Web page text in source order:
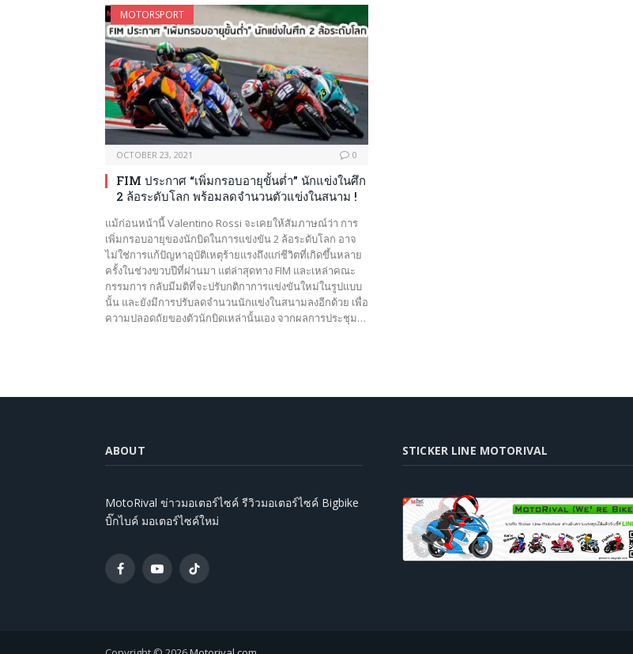
MOTORSPORT
OCTOBER 23, 2021 0
FIM ประกาศ “เพิ่มกรอบอายุขั้นต่ำ” นักแข่งในศึก
2 ล้อระดับโลก พร้อมลดจำนวนตัวแข่งในสนาม !
แม้ก่อนหน้านี้ Valentino Rossi จะเคยให้สัมภาษณ์ว่า การ
เพิ่มกรอบอายุของนักบิดในการแข่งขัน 2 ล้อระดับโลก อาจ
ไม่ใช่การแก้ปัญหาอุบัติเหตุร้ายแรงถึงแก่ชีวิตที่เกิดขึ้นหลาย
ครั้งในช่วงขวบปีที่ผ่านมา แต่ล่าสุดทาง FIM และเหล่าคณะ
กรรมการ กลับมีมติที่จะปรับกติกาการแข่งขันใหม่ในรูปแบบ
นั้น และยังมีการปรับลดจำนวนนักแข่งในสนามลงอีกด้วย เพื่อ
ความปลอดถัยของตัวนักบิดเหล่านั้นเอง จากผลการประชุม…
ABOUT
MotoRival ข่าวมอเตอร์ไซค์ รีวิวมอเตอร์ไซค์ Bigbike
บิ๊กไบค์ มอเตอร์ไซค์ใหม่
FacebookYouTubeTikTok
STICKER LINE MOTORIVAL